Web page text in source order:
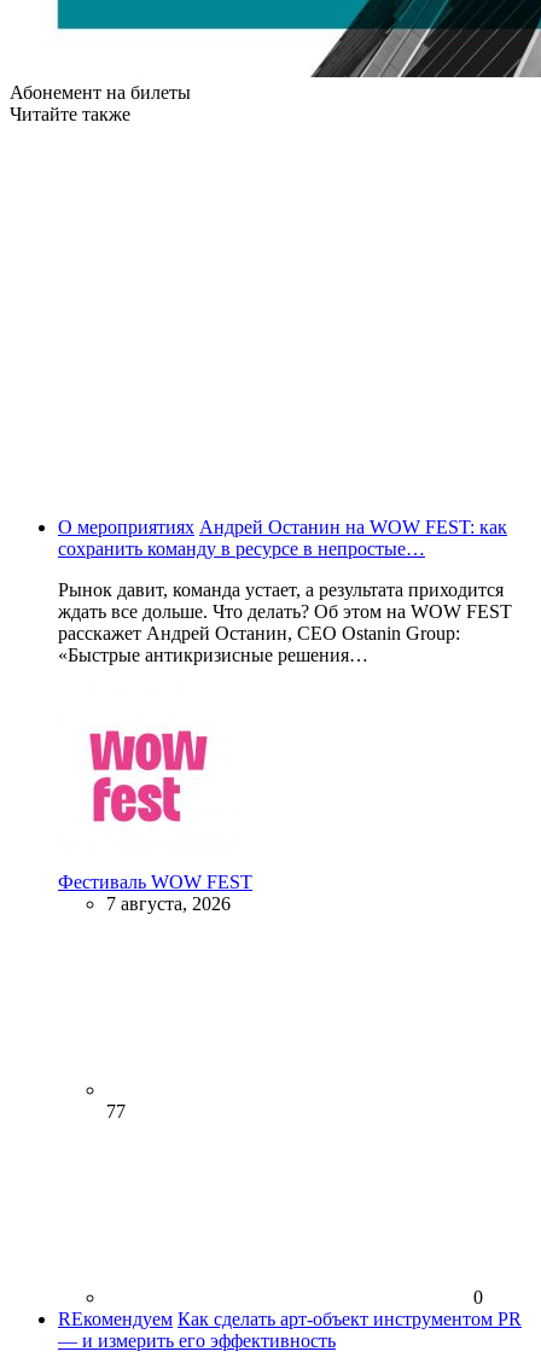
Абонемент на билеты
Читайте также
О мероприятиях Андрей Останин на WOW FEST: как
сохранить команду в ресурсе в непростые…
Рынок давит, команда устает, а результата приходится
ждать все дольше. Что делать? Об этом на WOW FEST
расскажет Андрей Останин, CEO Ostanin Group:
«Быстрые антикризисные решения…
Фестиваль WOW FEST
7 августа, 2026
77
0
REкомендуем Как сделать арт-объект инструментом PR
— и измерить его эффективность